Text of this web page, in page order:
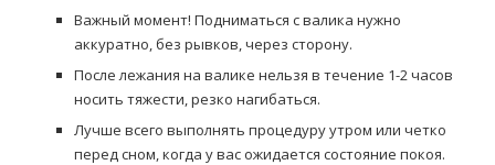
Важный момент! Подниматься с валика нужно
аккуратно, без рывков, через сторону.
После лежания на валике нельзя в течение 1-2 часов
носить тяжести, резко нагибаться.
Лучше всего выполнять процедуру утром или четко
перед сном, когда у вас ожидается состояние покоя.